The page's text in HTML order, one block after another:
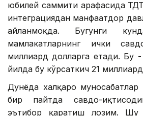
юбилей саммити арафасида
интеграциядан манфаатдор
айланмоқда. Бугунги
мамлакатларнинг ички
миллиард долларга етади. Бу -
йилда бу кўрсаткич 21
Дунёда халқаро муносабатлар
бир пайтда савдо-
эътибор қаратиш лозим. Шу